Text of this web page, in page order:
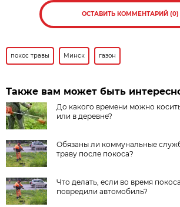
ОСТАВИТЬ КОММЕНТАРИЙ (0)
покос травы Минск газон
Также вам может быть
До какого времени можно
или в деревне?
Обязаны ли коммунальные
траву после покоса?
Что делать, если во время
повредили автомобиль?